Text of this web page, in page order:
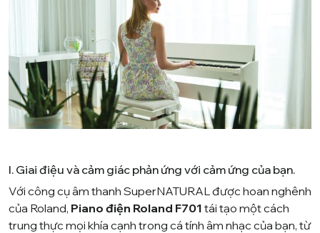
I. Giai điệu và cảm giác phản ứng với cảm ứng của bạn.
Với công cụ âm thanh SuperNATURAL được hoan nghênh
của Roland, Piano điện Roland F701 tái tạo một cách
trung thực mọi khía cạnh trong cá tính âm nhạc của bạn, từ